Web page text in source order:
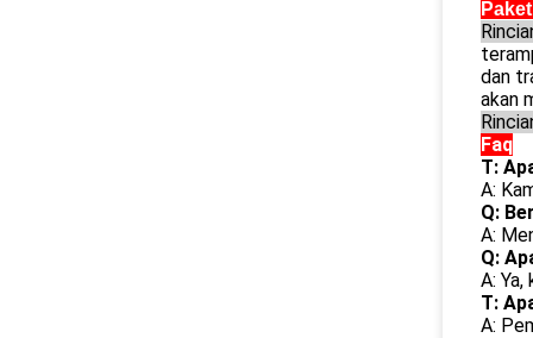
dan
akan
Faq
T:
A:
Q:
A:
Q:
A:
T:
A: